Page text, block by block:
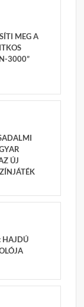
MEG A
3000”
ÚJ
HAJDÚ